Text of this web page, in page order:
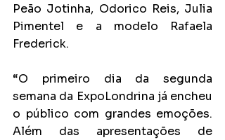
Peão Jotinha, Odorico Reis, Julia
Pimentel e a modelo Rafaela
Frederick.
“O primeiro dia da segunda
semana da ExpoLondrina já encheu
o público com grandes emoções.
Além das apresentações de